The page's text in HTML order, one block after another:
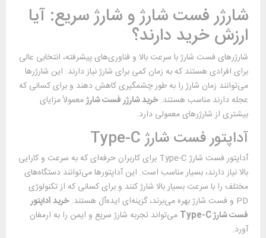
شارژر فست شارژ و شارژ سریع: آیا
ارزش خرید دارند؟
شارژرهای فست شارژ با سرعت بالا و فناوری‌های پیشرفته، انتخابی عالی
برای افرادی هستند که به زمان کمی برای شارژ نیاز دارند. این شارژرها
می‌توانند زمان شارژ را به طور چشمگیری کاهش دهند و برای کسانی که
عجله دارند مناسب هستند.خرید شارژر فست شارژمعمولاً مزایای
بیشتری از شارژرهای معمولی دارد.
آداپتور فست شارژ Type-C
آداپتور فست شارژ Type-C برای کاربران حرفه‌ای که به سرعت و کارایی
بالا نیاز دارند، بسیار مناسب است. این آداپتورها می‌توانند دستگاه‌های
مختلف را با سرعت بسیار بالا شارژ کنند و برای کسانی که از تکنولوژی
PD و فست شارژ بهره می‌برند، گزینه‌ای ایده‌آل هستند.
خرید آداپتور
فست شارژType-C
می‌تواند تجربه شارژ سریع و ایمن را به ارمغان
آورد.